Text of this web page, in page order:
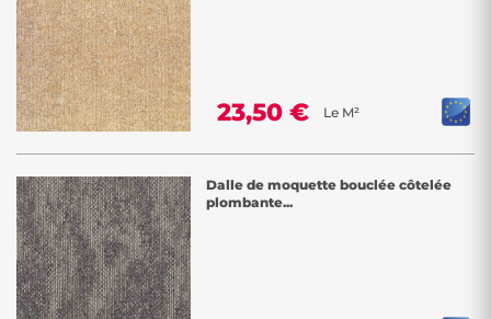
23,50 € Le M²
Dalle de moquette bouclée côtelée
plombante...